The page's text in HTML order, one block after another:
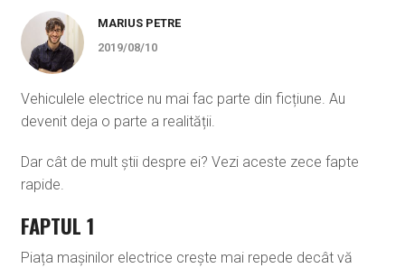
MARIUS PETRE
2019/08/10
Vehiculele electrice nu mai fac parte din ficțiune. Au
devenit deja o parte a realității.
Dar cât de mult știi despre ei? Vezi aceste zece fapte
rapide.
FAPTUL 1
Piața mașinilor electrice crește mai repede decât vă